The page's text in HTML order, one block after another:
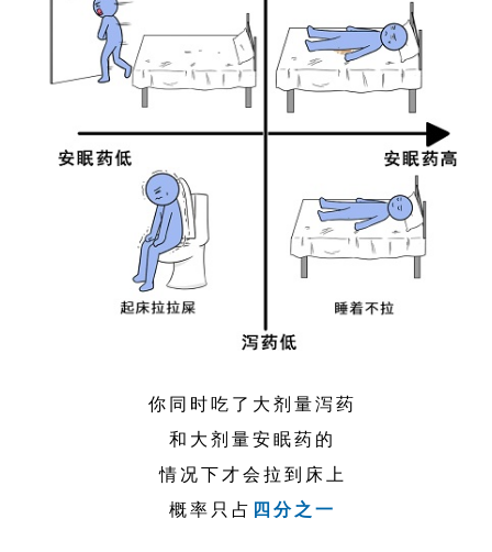
你同时吃了大剂量泻药
和大剂量安眠药的
情况下才会拉到床上
概率只占 四分之一